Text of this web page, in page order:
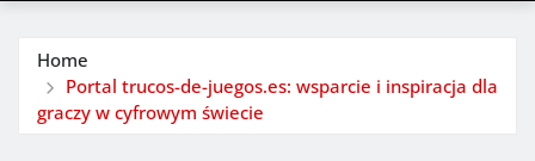
Home
Portal trucos-de-juegos.es: wsparcie i inspiracja dla
graczy w cyfrowym świecie